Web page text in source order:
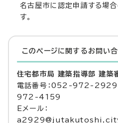
名古屋市に認定申請する場
す。
このページに関する お問い
住宅都市局 建築指導部 建築
電話番号：052-972-2929
972-4159
Eメール：